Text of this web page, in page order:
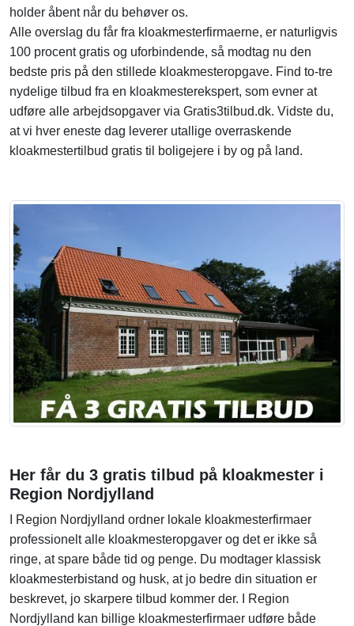
holder åbent når du behøver os.
Alle overslag du får fra kloakmesterfirmaerne, er naturligvis
100 procent gratis og uforbindende, så modtag nu den
bedste pris på den stillede kloakmesteropgave. Find to-tre
nydelige tilbud fra en kloakmesterekspert, som evner at
udføre alle arbejdsopgaver via Gratis3tilbud.dk. Vidste du,
at vi hver eneste dag leverer utallige overraskende
kloakmestertilbud gratis til boligejere i by og på land.
Her får du 3 gratis tilbud på kloakmester i
Region Nordjylland
I Region Nordjylland ordner lokale kloakmesterfirmaer
professionelt alle kloakmesteropgaver og det er ikke så
ringe, at spare både tid og penge. Du modtager klassisk
kloakmesterbistand og husk, at jo bedre din situation er
beskrevet, jo skarpere tilbud kommer der. I Region
Nordjylland kan billige kloakmesterfirmaer udføre både